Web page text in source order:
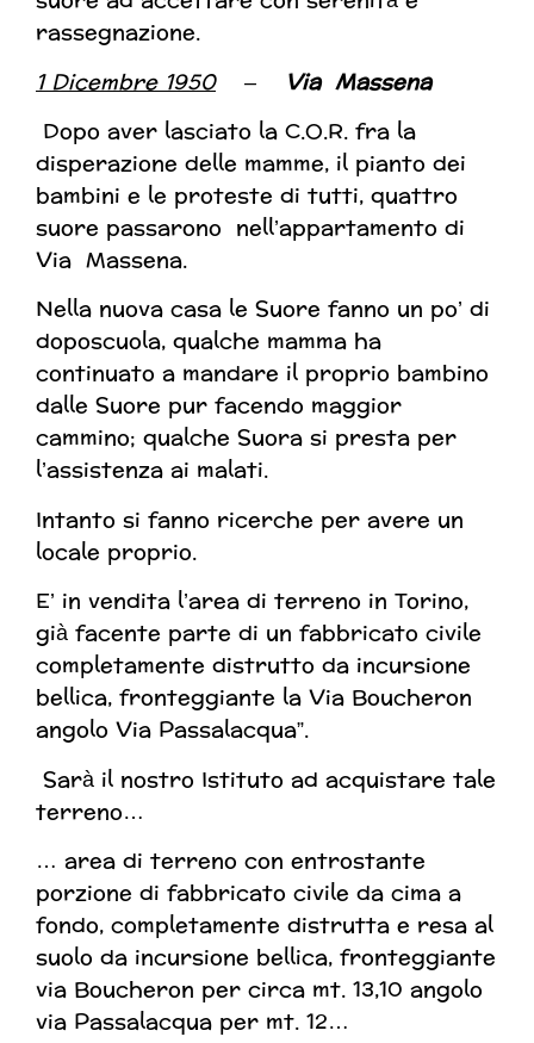
rassegnazione.
1 Dicembre 1950– Via Massena
Dopo aver lasciato la C.O.R. fra la
disperazione delle mamme, il pianto dei
bambini e le proteste di tutti, quattro
suore passarono nell’appartamento di
Via Massena.
Nella nuova casa le Suore fanno un po’ di
doposcuola, qualche mamma ha
continuato a mandare il proprio bambino
dalle Suore pur facendo maggior
cammino; qualche Suora si presta per
l’assistenza ai malati.
Intanto si fanno ricerche per avere un
locale proprio.
E’ in vendita l’area di terreno in Torino,
già facente parte di un fabbricato civile
completamente distrutto da incursione
bellica, fronteggiante la Via Boucheron
angolo Via Passalacqua”.
Sarà il nostro Istituto ad acquistare tale
terreno…
… area di terreno con entrostante
porzione di fabbricato civile da cima a
fondo, completamente distrutta e resa al
suolo da incursione bellica, fronteggiante
via Boucheron per circa mt. 13,10 angolo
via Passalacqua per mt. 12…